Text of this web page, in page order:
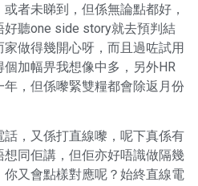
者未睇到，但係無論點都好，
聽one side story就去預判結
做得幾開心呀，而且過咗試用
加幅畀我想像中多，另外HR
，但係嚟緊雙糧都會除返月份
，又係打直線嚟，呢下真係有
同佢講，但佢亦好唔識做隔幾
你又會點樣對應呢？始終直線電